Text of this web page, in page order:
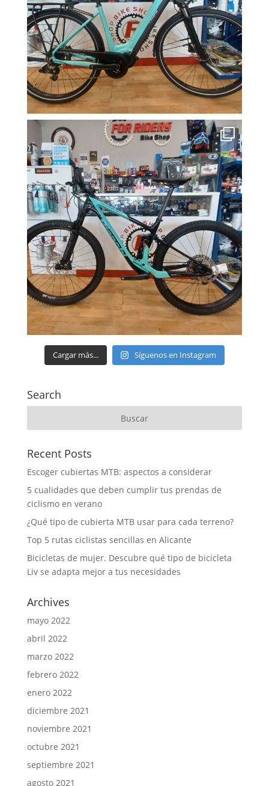
Cargar más... Síguenos en Instagram
Search
Recent Posts
Escoger cubiertas MTB: aspectos a considerar
5 cualidades que deben cumplir tus prendas de
ciclismo en verano
¿Qué tipo de cubierta MTB usar para cada terreno?
Top 5 rutas ciclistas sencillas en Alicante
Bicicletas de mujer. Descubre qué tipo de bicicleta
Liv se adapta mejor a tus necesidades
Archives
mayo 2022
abril 2022
marzo 2022
febrero 2022
enero 2022
diciembre 2021
noviembre 2021
octubre 2021
septiembre 2021
agosto 2021